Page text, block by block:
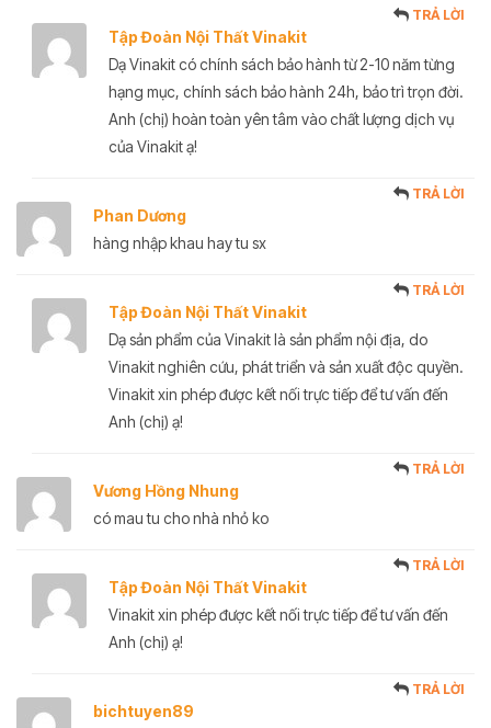
Tập Đoàn Nội Thất Vinakit
TRẢ LỜI
Dạ Vinakit có chính sách bảo hành từ 2-10 năm từng
hạng mục, chính sách bảo hành 24h, bảo trì trọn đời.
Anh (chị) hoàn toàn yên tâm vào chất lượng dịch vụ
của Vinakit ạ!
Phan Dương
TRẢ LỜI
hàng nhập khau hay tu sx
Tập Đoàn Nội Thất Vinakit
TRẢ LỜI
Dạ sản phẩm của Vinakit là sản phẩm nội địa, do
Vinakit nghiên cứu, phát triển và sản xuất độc quyền.
Vinakit xin phép được kết nối trực tiếp để tư vấn đến
Anh (chị) ạ!
Vương Hồng Nhung
TRẢ LỜI
có mau tu cho nhà nhỏ ko
Tập Đoàn Nội Thất Vinakit
TRẢ LỜI
Vinakit xin phép được kết nối trực tiếp để tư vấn đến
Anh (chị) ạ!
bichtuyen89
TRẢ LỜI